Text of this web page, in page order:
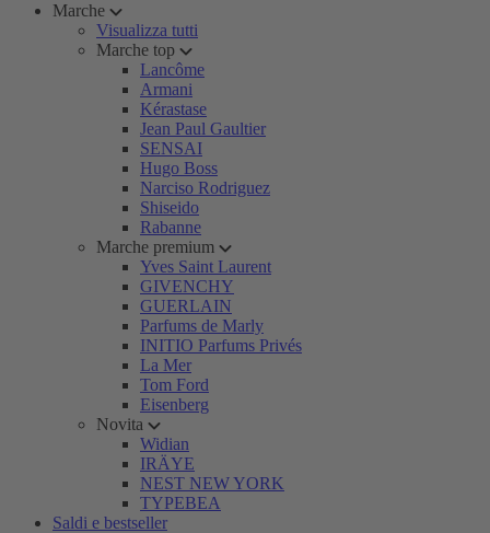
Marche
Visualizza tutti
Marche top
Lancôme
Armani
Kérastase
Jean Paul Gaultier
SENSAI
Hugo Boss
Narciso Rodriguez
Shiseido
Rabanne
Marche premium
Yves Saint Laurent
GIVENCHY
GUERLAIN
Parfums de Marly
INITIO Parfums Privés
La Mer
Tom Ford
Eisenberg
Novita
Widian
IRÄYE
NEST NEW YORK
TYPEBEA
Saldi e bestseller